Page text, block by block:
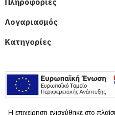
Λογαριασμός
Κατηγορίες
Η επιχείρηση ενισχύθηκε στο